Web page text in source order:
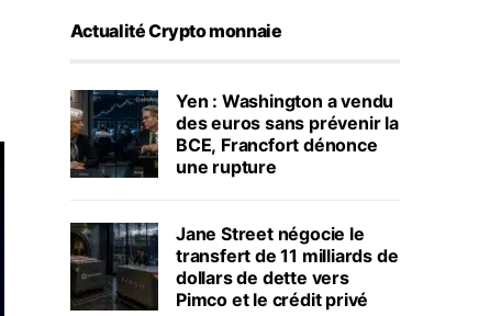
Actualité Crypto monnaie
Yen : Washington a vendu
des euros sans prévenir la
BCE, Francfort dénonce
une rupture
Jane Street négocie le
transfert de 11 milliards de
dollars de dette vers
Pimco et le crédit privé